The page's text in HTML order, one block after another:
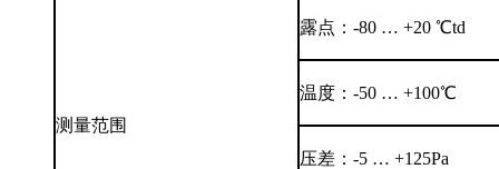
测量范围
露点：-80 … +20 ℃td
温度：-50 … +100℃
压差：-5 … +125Pa